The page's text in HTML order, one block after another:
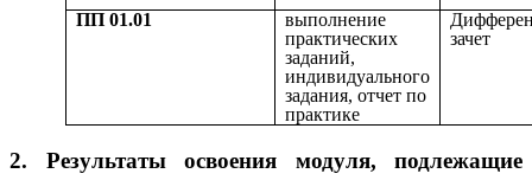
ПП 01.01
выполнение
практических
заданий,
индивидуального
задания, отчет по
практике
зачет
2. Результаты освоения модуля, подлежащие